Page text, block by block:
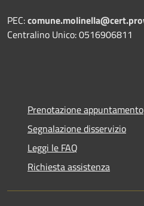
PEC:
Centralino Unico: 0516906811
Prenotazione appuntamento
Segnalazione disservizio
Leggi le FAQ
Richiesta assistenza